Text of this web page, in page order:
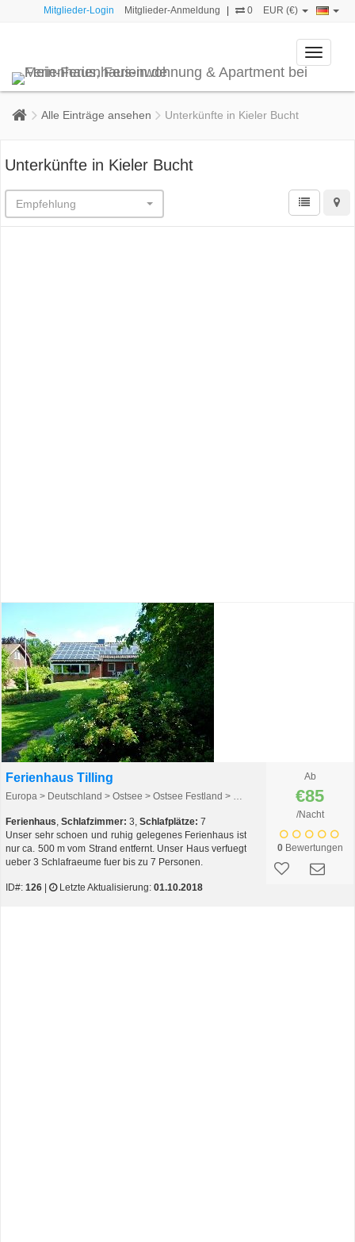
Mitglieder-Login Mitglieder-Anmeldung 0 EUR (€)
Toggle
Alle Einträge ansehen Unterkünfte in Kieler Bucht
Unterkünfte in Kieler Bucht
Empfehlung
Ferienhaus Tilling
Europa > Deutschland > Ostsee > Ostsee Festland > Kieler Bucht
Ferienhaus, Schlafzimmer: 3, Schlafplätze: 7
Unser sehr schoen und ruhig gelegenes Ferienhaus ist
nur ca. 500 m vom Strand entfernt. Unser Haus verfuegt
ueber 3 Schlafraeume fuer bis zu 7 Personen.
ID#: 126 Letzte Aktualisierung: 01.10.2018
Ab
€85
/Nacht
0Bewertungen